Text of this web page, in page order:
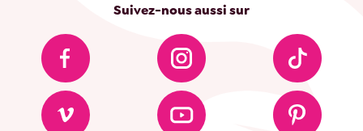
Suivez-nous aussi sur